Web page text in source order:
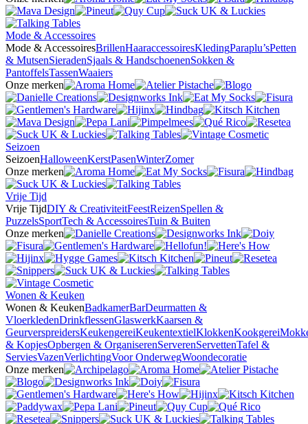
Mode & Accessoires
Mode & AccessoiresBrillenHaaraccessoiresKledingParaplu’sPetten
& MutsenSieradenSjaals & HandschoenenSokken &
PantoffelsTassenWaaiers
Onze merken
Seizoen
SeizoenHalloweenKerstPasenWinterZomer
Onze merken
Vrije Tijd
Vrije TijdDIY & CreativiteitFeestReizenSpellen &
PuzzelsSportTech & AccessoiresTuin & Buiten
Onze merken
Wonen & Keuken
Wonen & KeukenBadkamerBarDeurmatten &
VloerkledenDrinkflessenGlaswerkKaarsen &
GeurverspreidersKeukengereiKeukentextielKlokkenKookgerei
& KopjesOpbergen & OrganiserenServerenServettenTafel &
ServiesVazenVerlichtingVoor OnderwegWoondecoratie
Onze merken